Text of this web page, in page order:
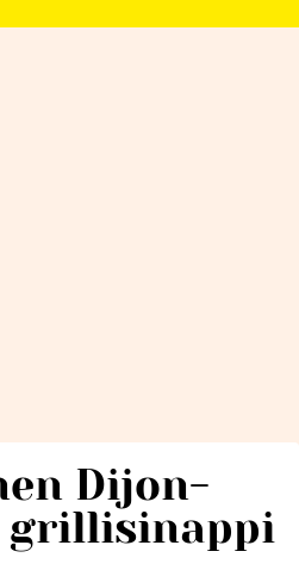
Dijon-
grillisinappi